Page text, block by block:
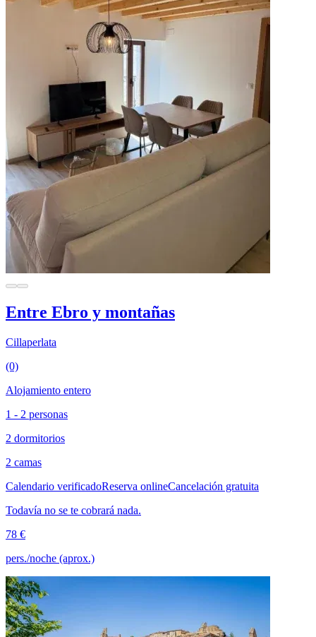
Entre Ebro y montañas
Cillaperlata
(0)
Alojamiento entero
1 - 2 personas
2 dormitorios
2 camas
Calendario verificadoReserva onlineCancelación gratuita
Todavía no se te cobrará nada.
78 €
pers./noche (aprox.)